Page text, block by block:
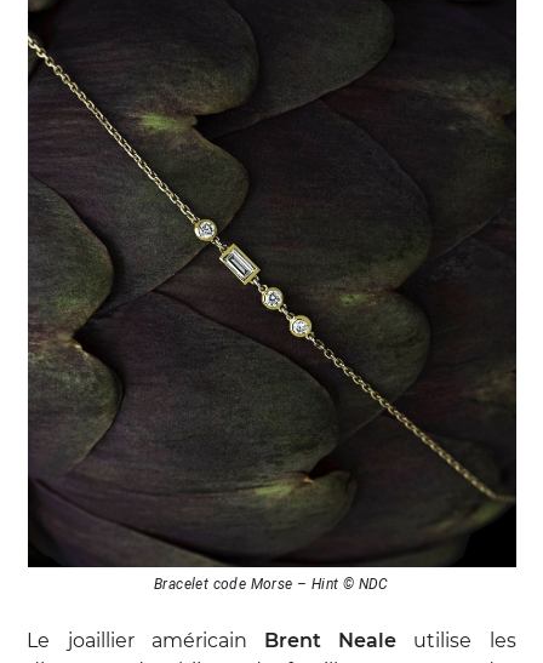
Bracelet code Morse – Hint © NDC
Le joaillier américain Brent Neale utilise les